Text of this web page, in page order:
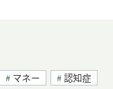
マネー
認知症